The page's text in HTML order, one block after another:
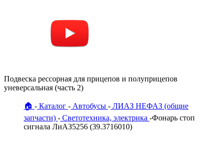
Подвеска рессорная для прицепов и полуприцепов
уневерсальная (часть 2)
🏠 Каталог Автобусы
ЛИАЗ НЕФАЗ (общие
запчасти)
Светотехника, электрика Фонарь стоп
сигнала ЛиАЗ5256 (39.3716010)